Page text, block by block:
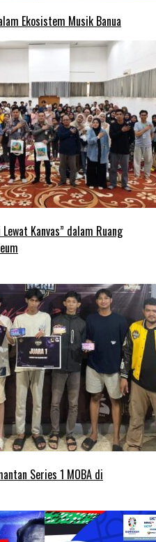
Ekosistem Musik Banua
Kanvas” dalam Ruang
Series 1 MOBA di